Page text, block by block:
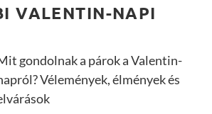
VALENTIN-NAPI
gondolnak a párok a Valentin-
Vélemények, élmények és